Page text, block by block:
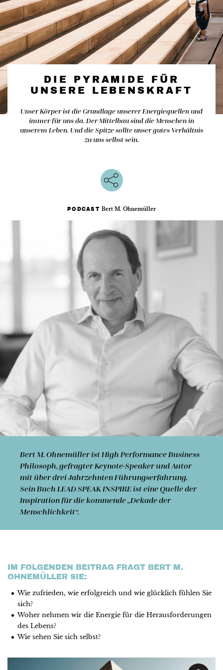
DIE PYRAMIDE FÜR
UNSERE LEBENSKRAFT
Unser Körper ist die Grundlage unserer Energiequellen und
immer für uns da. Der Mittelbau sind die Menschen in
unserem Leben. Und die Spitze sollte unser gutes Verhältnis
zu uns selbst sein.
PODCAST Bert M. Ohnemüller
Bert M. Ohnemüller ist High Performance Business
Philosoph, gefragter Keynote-Speaker und Autor
mit über drei Jahrzehnten Führungs­erfahrung.
Sein Buch LEAD SPEAK INSPIRE ist eine Quelle der
Inspiration für die kommende „Dekade der
Menschlichkeit“.
IM FOLGENDEN BEITRAG FRAGT BERT M.
OHNEMÜLLER SIE:
Wie zufrieden, wie erfolgreich und wie glücklich fühlen Sie
sich?
Woher nehmen wir die Energie für die Herausforderungen
des Lebens?
Wie sehen Sie sich selbst?